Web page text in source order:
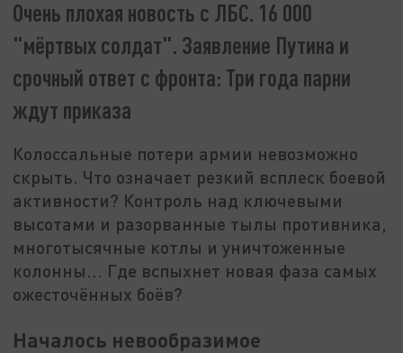
Очень плохая новость с ЛБС. 16 000
"мёртвых солдат". Заявление Путина и
срочный ответ с фронта: Три года парни
ждут приказа
Колоссальные потери армии невозможно
скрыть. Что означает резкий всплеск боевой
активности? Контроль над ключевыми
высотами и разорванные тылы противника,
многотысячные котлы и уничтоженные
колонны... Где вспыхнет новая фаза самых
ожесточённых боёв?
Началось невообразимое